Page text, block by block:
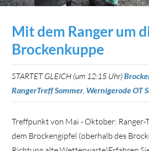
Mit dem Ranger um
Brockenkuppe
STARTET GLEICH (um 12:15 Uhr)
RangerTreff Sommer, Wernigerode OT
Treffpunkt von Mai - Oktober: Ranger-
dem Brockengipfel (oberhalb des